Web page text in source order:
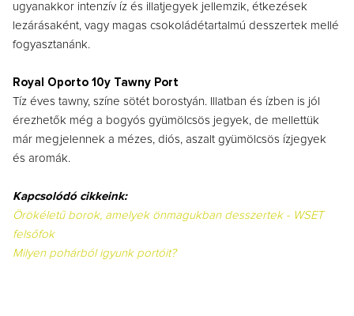
ugyanakkor intenzív íz és illatjegyek jellemzik, étkezések
lezárásaként, vagy magas csokoládétartalmú desszertek mellé
fogyasztanánk.
Royal Oporto 10y Tawny Port
Tíz éves tawny, színe sötét borostyán. Illatban és ízben is jól
érezhetők még a bogyós gyümölcsös jegyek, de mellettük
már megjelennek a mézes, diós, aszalt gyümölcsös ízjegyek
és aromák.
Kapcsolódó cikkeink:
Örökéletű borok, amelyek önmagukban desszertek - WSET
felsőfok
Milyen pohárból igyunk portóit?